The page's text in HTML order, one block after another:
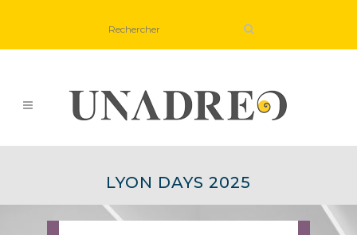
LYON DAYS 2025